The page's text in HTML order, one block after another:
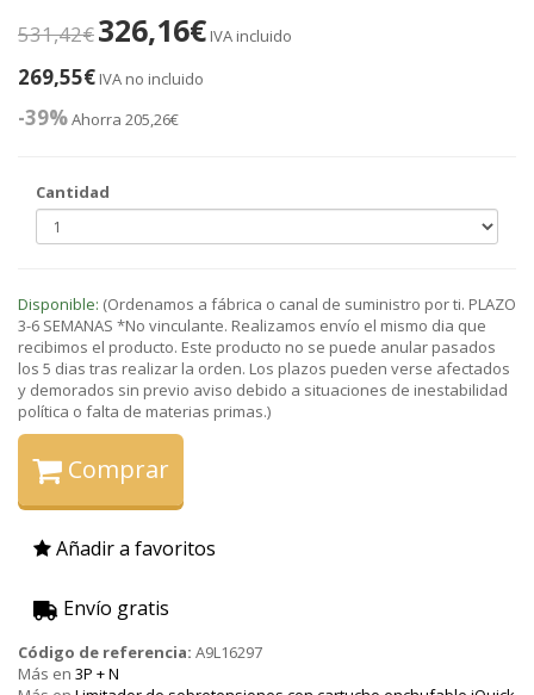
531,42€326,16€ IVA incluido
269,55€ IVA no incluido
-39%Ahorra 205,26€
Cantidad
Disponible: (Ordenamos a fábrica o canal de suministro por ti. PLAZO
3-6 SEMANAS *No vinculante. Realizamos envío el mismo dia que
recibimos el producto. Este producto no se puede anular pasados
los 5 dias tras realizar la orden. Los plazos pueden verse afectados
y demorados sin previo aviso debido a situaciones de inestabilidad
política o falta de materias primas.)
Comprar
Añadir a favoritos
Envío gratis
Código de referencia: A9L16297
Más en 3P + N